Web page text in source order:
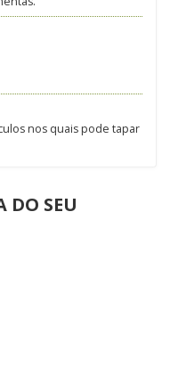
nos quais pode tapar
DO SEU